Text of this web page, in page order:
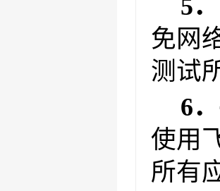
5．
免网
测试
6．
使用
所有